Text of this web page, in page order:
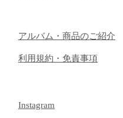
​アルバム・商品のご紹介
​利用規約・免責事項
Instagram